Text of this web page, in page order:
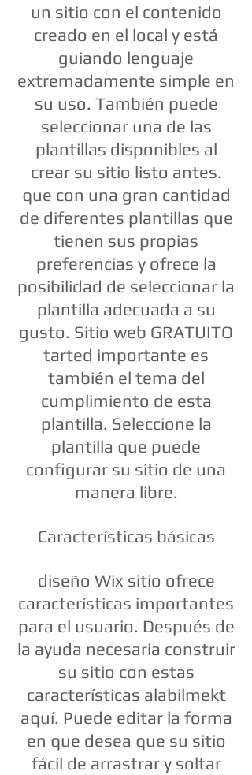
un sitio con el contenido
creado en el local y está
guiando lenguaje
extremadamente simple en
su uso. También puede
seleccionar una de las
plantillas disponibles al
crear su sitio listo antes.
que con una gran cantidad
de diferentes plantillas que
tienen sus propias
preferencias y ofrece la
posibilidad de seleccionar la
plantilla adecuada a su
gusto. Sitio web GRATUITO
tarted importante es
también el tema del
cumplimiento de esta
plantilla. Seleccione la
plantilla que puede
configurar su sitio de una
manera libre.
Características básicas
diseño Wix sitio ofrece
características importantes
para el usuario. Después de
la ayuda necesaria construir
su sitio con estas
características alabilmekt
aquí. Puede editar la forma
en que desea que su sitio
fácil de arrastrar y soltar